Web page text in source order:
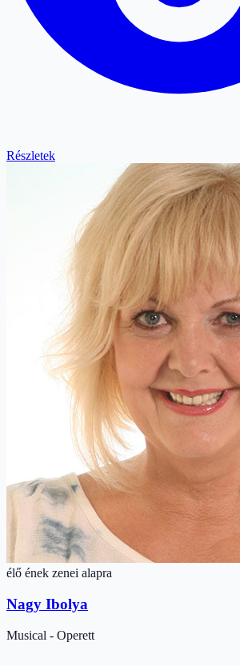
Részletek
élő ének zenei alapra
Nagy Ibolya
Musical - Operett